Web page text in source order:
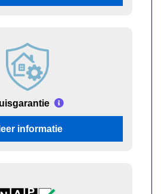
informatie